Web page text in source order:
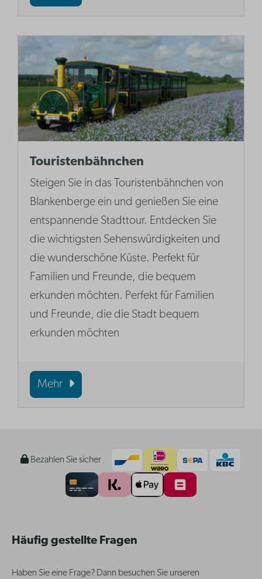
Touristenbähnchen
Steigen Sie in das Touristenbähnchen von
Blankenberge ein und genießen Sie eine
entspannende Stadttour. Entdecken Sie
die wichtigsten Sehenswürdigkeiten und
die wunderschöne Küste. Perfekt für
Familien und Freunde, die bequem
erkunden möchten. Perfekt für Familien
und Freunde, die die Stadt bequem
erkunden möchten
Mehr
Bezahlen Sie sicher
Häufig gestellte Fragen
Haben Sie eine Frage? Dann besuchen Sie unseren